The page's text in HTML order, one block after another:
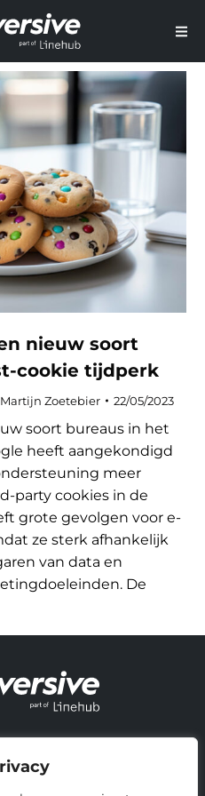
nieuw soort
cookie tijdperk
Martijn Zoetebier 22/05/2023
soort bureaus in het
heeft aangekondigd
meer
party cookies in de
grote gevolgen voor e-
ze sterk afhankelijk
van data en
De
talk